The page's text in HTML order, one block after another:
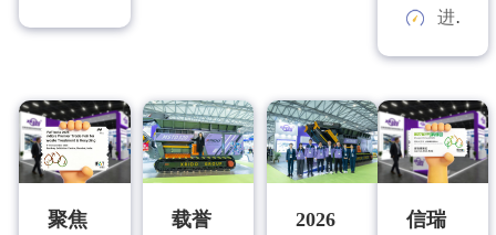
进料规格：
聚焦
载誉
2026
信瑞